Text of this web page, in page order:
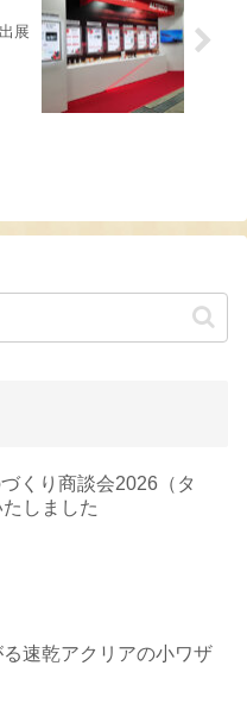
展
くり商談会2026（タ
しました
速乾アクリアの小ワザ